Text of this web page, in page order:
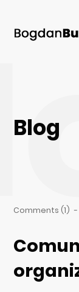
Blog
Comments (1) -